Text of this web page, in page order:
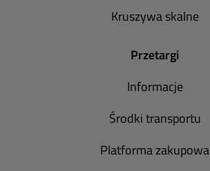
Kruszywa skalne
Przetargi
Informacje
Środki transportu
Platforma zakupowa